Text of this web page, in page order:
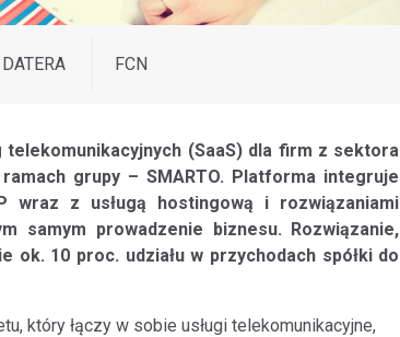
DATERA FCN
(SaaS) dla firm z sektora
grupy – SMARTO. Platforma integruje
wraz z usługą hostingową i rozwiązaniami
samym prowadzenie biznesu. Rozwiązanie,
10 proc. udziału w przychodach spółki do
który łączy w sobie usługi telekomunikacyjne,